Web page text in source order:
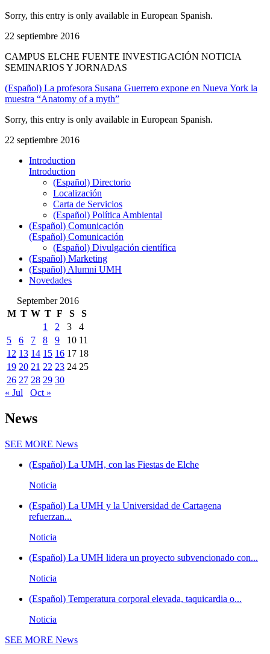
Sorry, this entry is only available in European Spanish.
22 septiembre 2016
CAMPUS ELCHE FUENTE INVESTIGACIÓN NOTICIA
SEMINARIOS Y JORNADAS
(Español) La profesora Susana Guerrero expone en Nueva York la
muestra “Anatomy of a myth”
Sorry, this entry is only available in European Spanish.
22 septiembre 2016
Introduction
Introduction
(Español) Directorio
Localización
Carta de Servicios
(Español) Política Ambiental
(Español) Comunicación
(Español) Comunicación
(Español) Divulgación científica
(Español) Marketing
(Español) Alumni UMH
Novedades
September 2016
M T W T F S
S
1
2 3
4
5
6 7 8 9 10 11
12 13 14 15 16 17 18
19 20 21 22 23 24 25
26 27 28 29 30
« Jul
Oct »
News
SEE MORE News
(Español) La UMH, con las Fiestas de Elche
Noticia
(Español) La UMH y la Universidad de Cartagena
refuerzan...
Noticia
(Español) La UMH lidera un proyecto subvencionado con...
Noticia
(Español) Temperatura corporal elevada, taquicardia o...
Noticia
SEE MORE News